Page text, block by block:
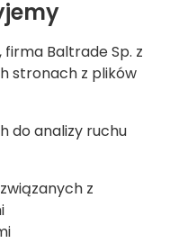
firma Baltrade Sp. z
stronach z plików
do analizy ruchu
z